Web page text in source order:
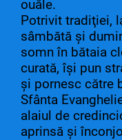
ouăle.
Potrivit tradiţiei,
sâmbătă şi
somn în bătaia
curată, îşi pun
şi pornesc către
Sfânta
alaiul de
aprinsă şi